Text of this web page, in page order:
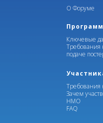
О Форуме
Ключевые
Требования
подаче
Требования
Зачем
НМО
FAQ